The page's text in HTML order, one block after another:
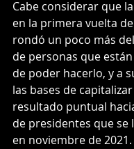
Cabe considerar que
en la primera vuelta
rondó un poco más
de personas que
de poder hacerlo, y a
las bases de
resultado puntual
de presidentes que se
en noviembre de 2021.